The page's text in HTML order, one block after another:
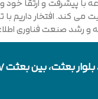
کند. افتخار داریم
صنعت فناوری
بعثت، بین بعثت 17 و 19 ، (حد فاصل بلوار شورا و خیابان دارایی)